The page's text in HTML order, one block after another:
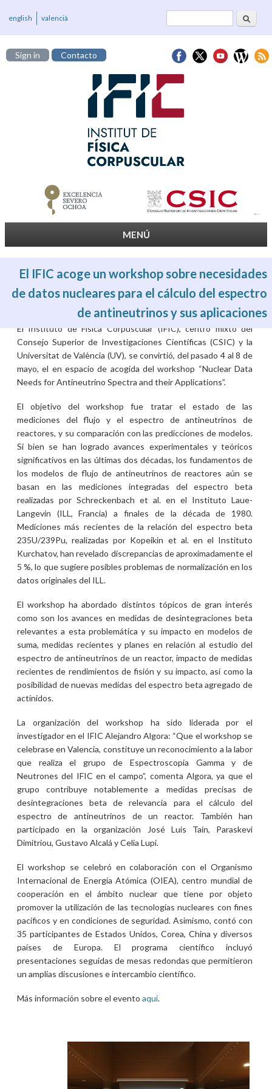
Formulario deBuscar
english valencià
Sign in Contacto
MENÚ
El IFIC acoge un workshop sobre necesidades
de datos nucleares para el cálculo del espectro
de antineutrinos y sus aplicaciones
Jue, 14/05/2026 - 03:02
El Instituto de Física Corpuscular (IFIC), centro mixto del
Consejo Superior de Investigaciones Científicas (CSIC) y la
Universitat de València (UV), se convirtió, del pasado 4 al 8 de
mayo, el en espacio de acogida del workshop “Nuclear Data
Needs for Antineutrino Spectra and their Applications”.
El objetivo del workshop fue tratar el estado de las
mediciones del flujo y el espectro de antineutrinos de
reactores, y su comparación con las predicciones de modelos.
Si bien se han logrado avances experimentales y teóricos
significativos en las últimas dos décadas, los fundamentos de
los modelos de flujo de antineutrinos de reactores aún se
basan en las mediciones integradas del espectro beta
realizadas por Schreckenbach et al. en el Instituto Laue-
Langevin (ILL, Francia) a finales de la década de 1980.
Mediciones más recientes de la relación del espectro beta
235U/239Pu, realizadas por Kopeikin et al. en el Instituto
Kurchatov, han revelado discrepancias de aproximadamente el
5 %, lo que sugiere posibles problemas de normalización en los
datos originales del ILL.
El workshop ha abordado distintos tópicos de gran interés
como son los avances en medidas de desintegraciones beta
relevantes a esta problemática y su impacto en modelos de
suma, medidas recientes y planes en relación al estudio del
espectro de antineutrinos de un reactor, impacto de medidas
recientes de rendimientos de fisión y su impacto, así como la
posibilidad de nuevas medidas del espectro beta agregado de
actínidos.
La organización del workshop ha sido liderada por el
investigador en el IFIC Alejandro Algora: “Que el workshop se
celebrase en Valencia, constituye un reconocimiento a la labor
que realiza el grupo de Espectroscopia Gamma y de
Neutrones del IFIC en el campo”, comenta Algora, ya que el
grupo contribuye notablemente a medidas precisas de
desintegraciones beta de relevancia para el cálculo del
espectro de antineutrinos de un reactor. También han
participado en la organización José Luis Taín, Paraskevi
Dimitriou, Gustavo Alcalá y Celia Lupi.
El workshop se celebró en colaboración con el Organismo
Internacional de Energía Atómica (OIEA), centro mundial de
cooperación en el ámbito nuclear que tiene por objeto
promover la utilización de las tecnologías nucleares con fines
pacíficos y en condiciones de seguridad. Asimismo, contó con
35 participantes de Estados Unidos, Corea, China y diversos
países de Europa. El programa científico incluyó
presentaciones seguidas de mesas redondas que permitieron
un amplias discusiones e intercambio científico.
Más información sobre el evento aquí.